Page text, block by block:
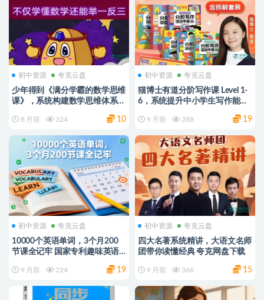
初中资源 夸克云盘
少年得到《满分学霸的数学思维
课》，系统构建数学思维体系
8 月前 324 10
初中资源 夸克云盘
猫博士有道分阶写作课 Level 1-
6，系统提升中小学生写作能力
9 月前 288 19
初中资源 夸克云盘
10000个英语单词，3个月200
节课全记牢 国家专利趣味英语
9 月前 224 19
初中资源 夸克云盘
四大名著系统精讲，大语文名师
团带你读懂经典 夸克网盘下载
9 月前 366 15